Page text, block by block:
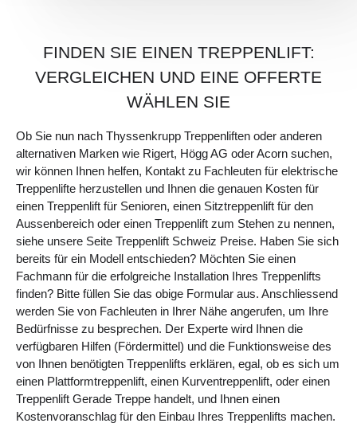
FINDEN SIE EINEN TREPPENLIFT:
VERGLEICHEN UND EINE OFFERTE
WÄHLEN SIE
Ob Sie nun nach Thyssenkrupp Treppenliften oder anderen
alternativen Marken wie Rigert, Högg AG oder Acorn suchen,
wir können Ihnen helfen, Kontakt zu Fachleuten für elektrische
Treppenlifte herzustellen und Ihnen die genauen Kosten für
einen Treppenlift für Senioren, einen Sitztreppenlift für den
Aussenbereich oder einen Treppenlift zum Stehen zu nennen,
siehe unsere Seite Treppenlift Schweiz Preise. Haben Sie sich
bereits für ein Modell entschieden? Möchten Sie einen
Fachmann für die erfolgreiche Installation Ihres Treppenlifts
finden? Bitte füllen Sie das obige Formular aus. Anschliessend
werden Sie von Fachleuten in Ihrer Nähe angerufen, um Ihre
Bedürfnisse zu besprechen. Der Experte wird Ihnen die
verfügbaren Hilfen (Fördermittel) und die Funktionsweise des
von Ihnen benötigten Treppenlifts erklären, egal, ob es sich um
einen Plattformtreppenlift, einen Kurventreppenlift, oder einen
Treppenlift Gerade Treppe handelt, und Ihnen einen
Kostenvoranschlag für den Einbau Ihres Treppenlifts machen.